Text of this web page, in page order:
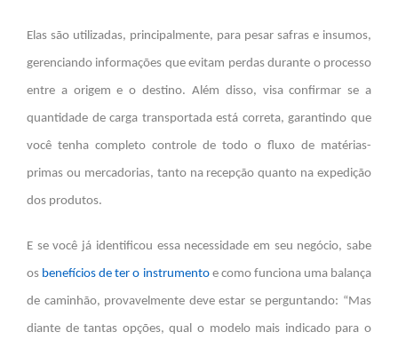
Elas são utilizadas, principalmente, para pesar safras e insumos,
gerenciando informações que evitam perdas durante o processo
entre a origem e o destino. Além disso, visa confirmar se a
quantidade de carga transportada está correta, garantindo que
você tenha completo controle de todo o fluxo de matérias-
primas ou mercadorias, tanto na recepção quanto na expedição
dos produtos.
E se você já identificou essa necessidade em seu negócio, sabe
os benefícios de ter o instrumentoe como funciona uma balança
de caminhão, provavelmente deve estar se perguntando: “Mas
diante de tantas opções, qual o modelo mais indicado para o